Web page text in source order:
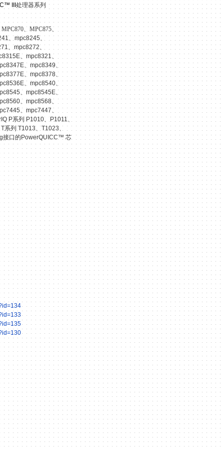
II 处理器系列
、MPC875、
、mpc8245、
、mpc8272、
、mpc8321、
、mpc8349、
、mpc8378、
、mpc8540、
、mpc8545E、
、mpc8568、
、mpc7447、
P系列 P1010、P1011、
系列 T1013、T1023、
接口的PowerQUICC™ 芯